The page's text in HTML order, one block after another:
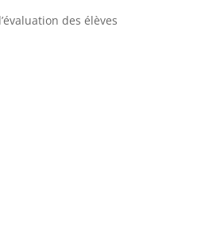
des élèves